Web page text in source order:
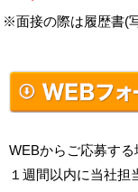
※面接の際は履歴書(
WEBからご応募する
１週間以内に当社担